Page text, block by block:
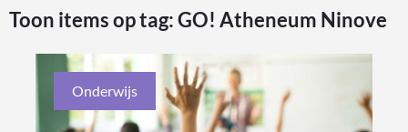
Toon items op tag:GO! Atheneum Ninove
Onderwijs